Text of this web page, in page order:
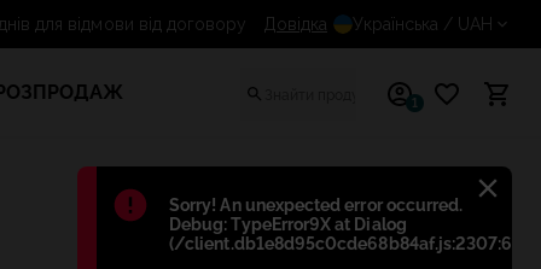
Błąd:
Sorry! An unexpected error occurred.
Debug: TypeError9X at Dialog
(/client.db1e8d95c0cde68b84af.js:2307:698)
14 днів для відмови від договору
Довідка Українська / UAH
1